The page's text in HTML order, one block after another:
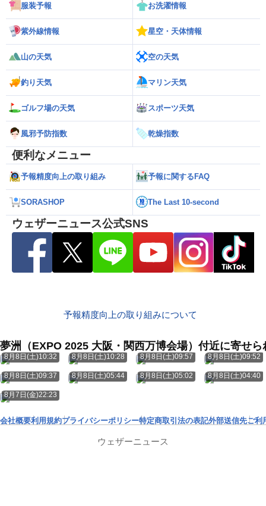
服装予報 お洗濯情報
紫外線情報 星空・天体情報
山の天気 空の天気
釣り天気 マリン天気
ゴルフ場の天気 スポーツ天気
風邪予防指数 乾燥指数
便利なメニュー
予報精度向上の取り組み 予報に関するFAQ
SORASHOP The Last 10-second
ウェザーニュース公式SNS
予報精度向上の取り組みについて
夢洲（EXPO 2025 大阪・関西万博会場）付近に寄せ
8月8日(土)10:32 8月8日(土)10:28 8月8日(土)09:57 8月8日(土)09:52
8月8日(土)09:37 8月8日(土)05:44 8月8日(土)05:02 8月8日(土)04:40
8月7日(金)22:23
会社概要利用規約プライバシーポリシー特定商取引法の表記外部送信先ご利
ウェザーニュース